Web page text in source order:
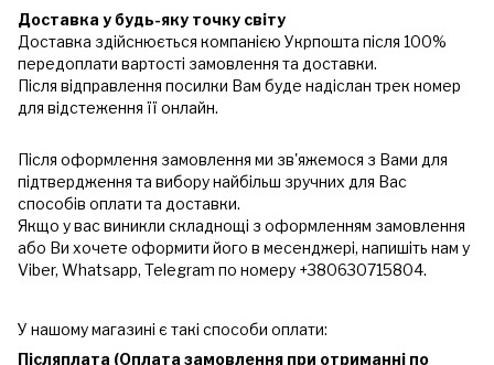
Доставка у будь-яку точку світу
Доставка здійснюється компанією Укрпошта після 100%
передоплати вартості замовлення та доставки.
Після відправлення посилки Вам буде надіслан трек номер
для відстеження її онлайн.
Після оформлення замовлення ми зв'яжемося з Вами для
підтвердження та вибору найбільш зручних для Вас
способів оплати та доставки.
Якщо у вас виникли складнощі з оформленням замовлення
або Ви хочете оформити його в месенджері, напишіть нам у
Viber, Whatsapp, Telegram по номеру +380630715804.
У нашому магазині є такі способи оплати:
Післяплата (Оплата замовлення при отриманні по